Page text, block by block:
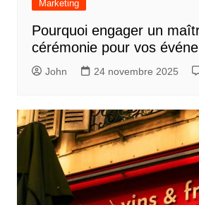
Marketing
Pourquoi engager un
cérémonie pour vos
John 24 novembre 2025